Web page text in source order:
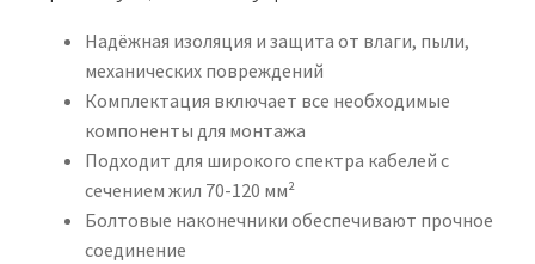
Надёжная изоляция и защита от влаги, пыли,
механических повреждений
Комплектация включает все необходимые
компоненты для монтажа
Подходит для широкого спектра кабелей с
сечением жил 70-120 мм²
Болтовые наконечники обеспечивают прочное
соединение